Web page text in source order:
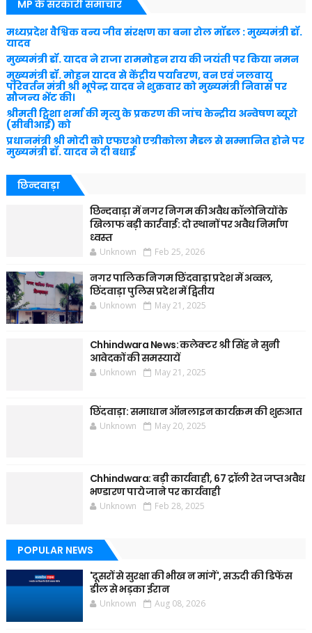
MP के सरकारी समाचार
मध्यप्रदेश वैश्विक वन्य जीव संरक्षण का बना रोल मॉडल : मुख्यमंत्री डॉ.
यादव
मुख्यमंत्री डॉ. यादव ने राजा राममोहन राय की जयंती पर किया नमन
मुख्यमंत्री डॉ. मोहन यादव से केंद्रीय पर्यावरण, वन एवं जलवायु
परिवर्तन मंत्री श्री भूपेन्द्र यादव ने शुक्रवार को मुख्यमंत्री निवास पर
सौजन्य भेंट की।
श्रीमती ट्विशा शर्मा की मृत्यु के प्रकरण की जांच केन्द्रीय अन्वेषण ब्यूरो
(सीबीआई) को
प्रधानमंत्री श्री मोदी को एफएओ एग्रीकोला मैडल से सम्मानित होने पर
मुख्यमंत्री डॉ. यादव ने दी बधाई
छिन्दवाड़ा
छिन्दवाड़ा में नगर निगम की अवैध कॉलोनियों के
खिलाफ बड़ी कार्रवाई: दो स्थानों पर अवैध निर्माण
ध्वस्त
Unknown Feb 25, 2026
नगर पालिक निगम छिंदवाड़ा प्रदेश में अव्वल,
छिंदवाड़ा पुलिस प्रदेश में द्वितीय
Unknown May 21, 2025
Chhindwara News: कलेक्टर श्री सिंह ने सुनी
आवेदकों की समस्यायें
Unknown May 21, 2025
छिंदवाड़ा: समाधान ऑनलाइन कार्यक्रम की शुरुआत
Unknown May 20, 2025
Chhindwara: बड़ी कार्यवाही, 67 ट्रॉली रेत जप्त अवैध
भण्डारण पाये जाने पर कार्यवाही
Unknown Feb 28, 2025
POPULAR NEWS
'दूसरों से सुरक्षा की भीख न मांगें', सऊदी की डिफेंस
डील से भड़का ईरान
Unknown Aug 08, 2026